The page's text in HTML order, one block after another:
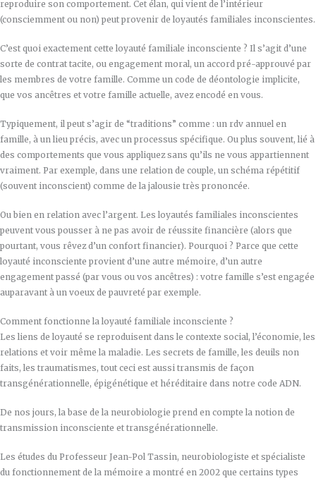
reproduire son comportement. Cet élan, qui vient de l’intérieur
(consciemment ou non) peut provenir de loyautés familiales inconscientes.
C’est quoi exactement cette loyauté familiale inconsciente ? Il s’agit d’une
sorte de contrat tacite, ou engagement moral, un accord pré-approuvé par
les membres de votre famille. Comme un code de déontologie implicite,
que vos ancêtres et votre famille actuelle, avez encodé en vous.
Typiquement, il peut s’agir de “traditions” comme : un rdv annuel en
famille, à un lieu précis, avec un processus spécifique. Ou plus souvent, lié à
des comportements que vous appliquez sans qu’ils ne vous appartiennent
vraiment. Par exemple, dans une relation de couple, un schéma répétitif
(souvent inconscient) comme de la jalousie très prononcée.
Ou bien en relation avec l’argent. Les loyautés familiales inconscientes
peuvent vous pousser à ne pas avoir de réussite financière (alors que
pourtant, vous rêvez d’un confort financier). Pourquoi ? Parce que cette
loyauté inconsciente provient d’une autre mémoire, d’un autre
engagement passé (par vous ou vos ancêtres) : votre famille s’est engagée
auparavant à un voeux de pauvreté par exemple.
Comment fonctionne la loyauté familiale inconsciente ?
Les liens de loyauté se reproduisent dans le contexte social, l’économie, les
relations et voir même la maladie. Les secrets de famille, les deuils non
faits, les traumatismes, tout ceci est aussi transmis de façon
transgénérationnelle, épigénétique et héréditaire dans notre code ADN.
De nos jours, la base de la neurobiologie prend en compte la notion de
transmission inconsciente et transgénérationnelle.
Les études du Professeur Jean-Pol Tassin, neurobiologiste et spécialiste
du fonctionnement de la mémoire a montré en 2002 que certains types